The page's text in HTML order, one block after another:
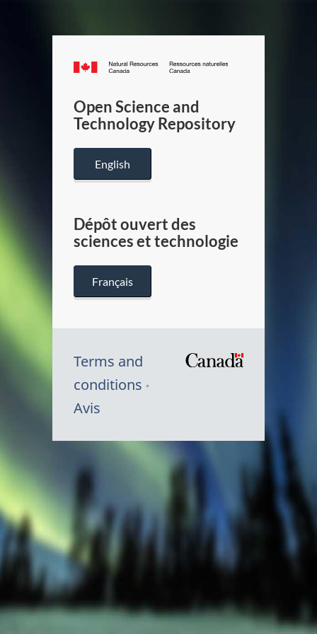
Canada.ca
/
Canada
Open Science and
Technology Repository
English
Dépôt ouvert des
sciences et technologie
Français
Terms and
conditions
Avis
Canada